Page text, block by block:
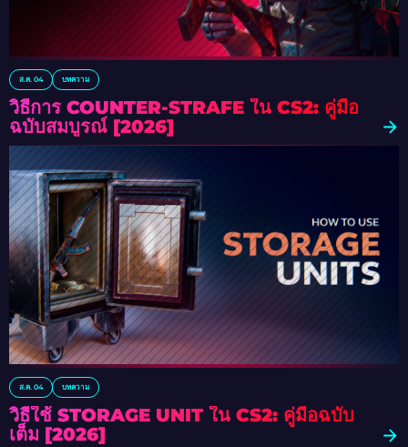
ส.ค. 04 บทความ
วิธีการ COUNTER-STRAFE ใน CS2: คู่มือ
ฉบับสมบูรณ์ [2026]
ส.ค. 04 บทความ
วิธีใช้ STORAGE UNIT ใน CS2: คู่มือฉบับ
เต็ม [2026]